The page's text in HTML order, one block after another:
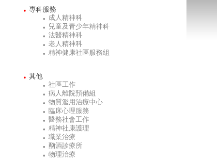
專科服務
成人精神科
兒童及青少年精神科
法醫精神科
老人精神科
精神健康社區服務組
其他
社區工作
病人離院預備組
物質濫用治療中心
臨床心理服務
醫務社會工作
精神社康護理
職業治療
酗酒診療所
物理治療